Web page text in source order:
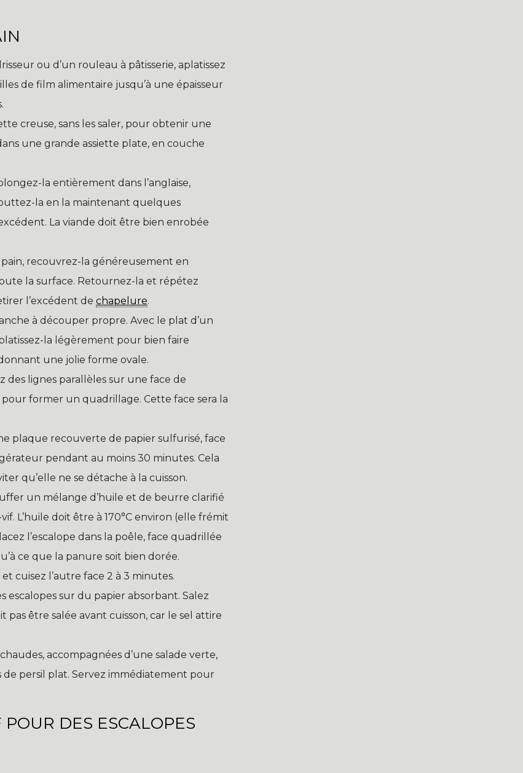
ou d’un rouleau à pâtisserie, aplatissez
de film alimentaire jusqu’à une épaisseur
creuse, sans les saler, pour obtenir une
une grande assiette plate, en couche
la entièrement dans l’anglaise,
la en la maintenant quelques
La viande doit être bien enrobée
pain, recouvrez-la généreusement en
la surface. Retournez-la et répétez
l’excédent de chapelure.
à découper propre. Avec le plat d’un
la légèrement pour bien faire
une jolie forme ovale.
des lignes parallèles sur une face de
pour former un quadrillage. Cette face sera la
plaque recouverte de papier sulfurisé, face
pendant au moins 30 minutes. Cela
qu’elle ne se détache à la cuisson.
un mélange d’huile et de beurre clarifié
L’huile doit être à 170°C environ (elle frémit
l’escalope dans la poêle, face quadrillée
ce que la panure soit bien dorée.
cuisez l’autre face 2 à 3 minutes.
escalopes sur du papier absorbant. Salez
pas être salée avant cuisson, car le sel attire
accompagnées d’une salade verte,
persil plat. Servez immédiatement pour
DES ESCALOPES